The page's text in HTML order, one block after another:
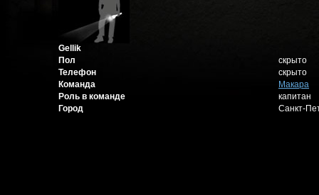
Gellik
Пол
скрыто
Телефон
скрыто
Команда
Макара
Роль в команде
капитан
Город
Санкт-